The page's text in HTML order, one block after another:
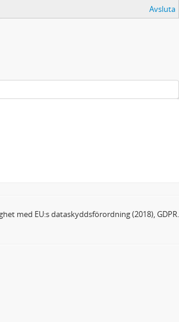
Avsluta
med EU:s dataskyddsförordning (2018), GDPR.